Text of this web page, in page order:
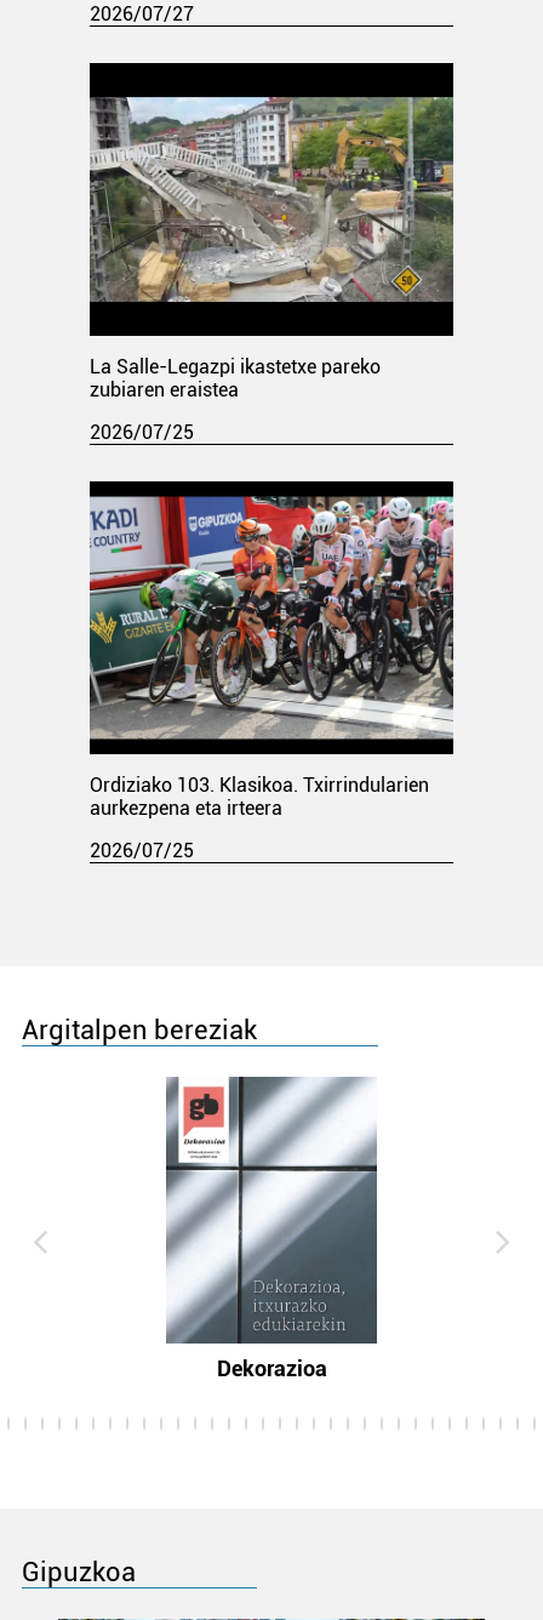
2026/07/27
La Salle-Legazpi ikastetxe pareko
zubiaren eraistea
2026/07/25
Ordiziako 103. Klasikoa. Txirrindularien
aurkezpena eta irteera
2026/07/25
Argitalpen bereziak
Dekorazioa
Gipuzkoa